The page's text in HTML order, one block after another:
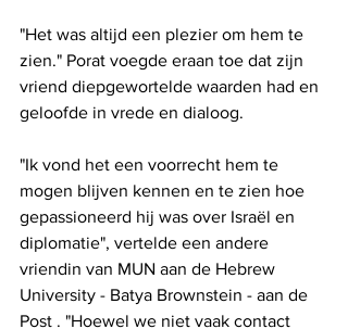
"Het was altijd een plezier om hem te
zien." Porat voegde eraan toe dat zijn
vriend diepgewortelde waarden had en
geloofde in vrede en dialoog.
"Ik vond het een voorrecht hem te
mogen blijven kennen en te zien hoe
gepassioneerd hij was over Israël en
diplomatie", vertelde een andere
vriendin van MUN aan de Hebrew
University - Batya Brownstein - aan de
Post . "Hoewel we niet vaak contact